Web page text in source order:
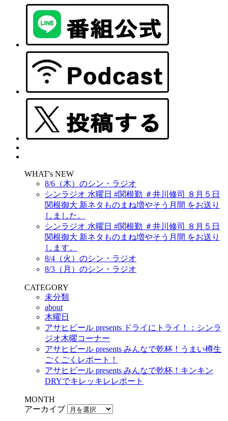
WHAT's NEW
8/6（木）のシン・ラジオ
シンラジオ 水曜日 #関根勤 ＃井川修司 ８月５日
関根御大 新ネタものまね増やそう月間 をお送り
しました。
シンラジオ 水曜日 #関根勤 ＃井川修司 ８月５日
関根御大 新ネタものまね増やそう月間 をお送り
します。
8/4（火）のシン・ラジオ
8/3（月）のシン・ラジオ
CATEGORY
未分類
about
木曜日
アサヒビール presents ドライにトライ！：シンラ
ジオ木曜コーナー
アサヒビール presents みんなで乾杯！うまい樽生
ごくごくレポート！
アサヒビール presents みんなで乾杯！キンキン
DRYでキレッキレレポート
MONTH
アーカイブ